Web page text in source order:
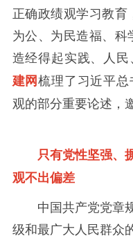
正确政绩观学习教育
为公、为民造福、科
造经得起实践、人民
建网梳理了习近平
观的部分重要论述，
只有党性坚强、
观不出偏差
中国共产党党章
级和最广大人民群众